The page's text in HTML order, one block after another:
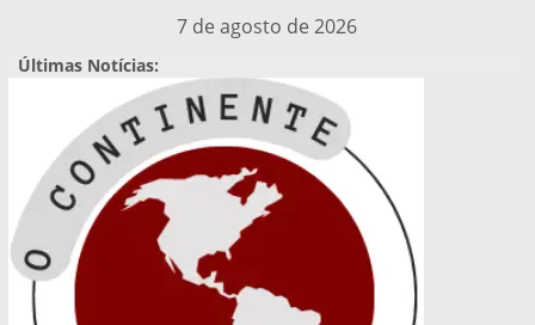
para
7 de agosto de 2026
Últimas Notícias: